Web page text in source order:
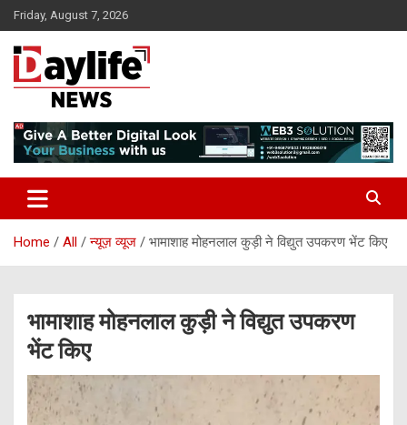
Skip
to
content
Friday, August 7, 2026
daylifenews
Home All न्यूज़ व्यूज भामाशाह मोहनलाल कुड़ी ने विद्युत उपकरण भेंट किए
भामाशाह मोहनलाल कुड़ी ने विद्युत उपकरण
भेंट किए